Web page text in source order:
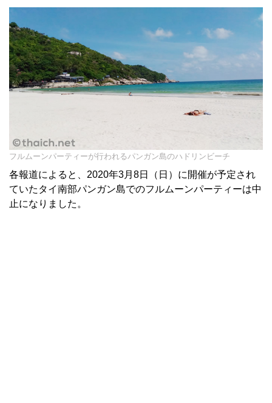
フルムーンパーティーが行われるパンガン島のハドリンビーチ
各報道によると、2020年3月8日（日）に開催が予定され
ていたタイ南部パンガン島でのフルムーンパーティーは中
止になりました。